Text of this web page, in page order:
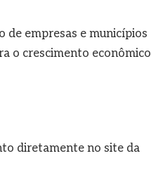
de empresas e municípios
o crescimento econômico
diretamente no site da